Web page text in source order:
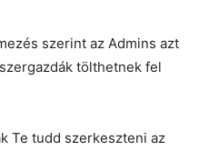
szerint az Admins azt
tölthetnek fel
Te tudd szerkeszteni az